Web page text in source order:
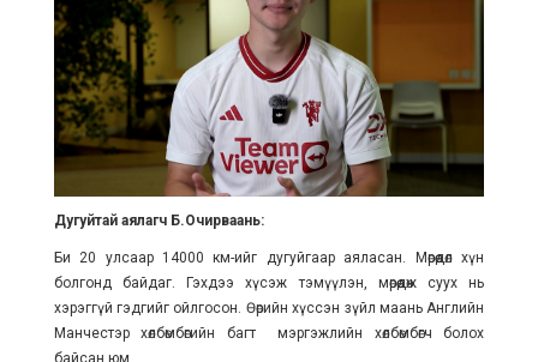
Дугуйтай аялагч Б.Очирваань:
Би 20 улсаар 14000 км-ийг дугуйгаар аяласан. Мөрөөдөл хүн
болгонд байдаг. Гэхдээ хүсэж тэмүүлэн, мөрөөдөж суух нь
хэрэггүй гэдгийг ойлгосон. Өөрийн хүссэн зүйл маань Английн
Манчестэр хөлбөмбөгийн багт мэргэжлийн хөлбөмбөгч болох